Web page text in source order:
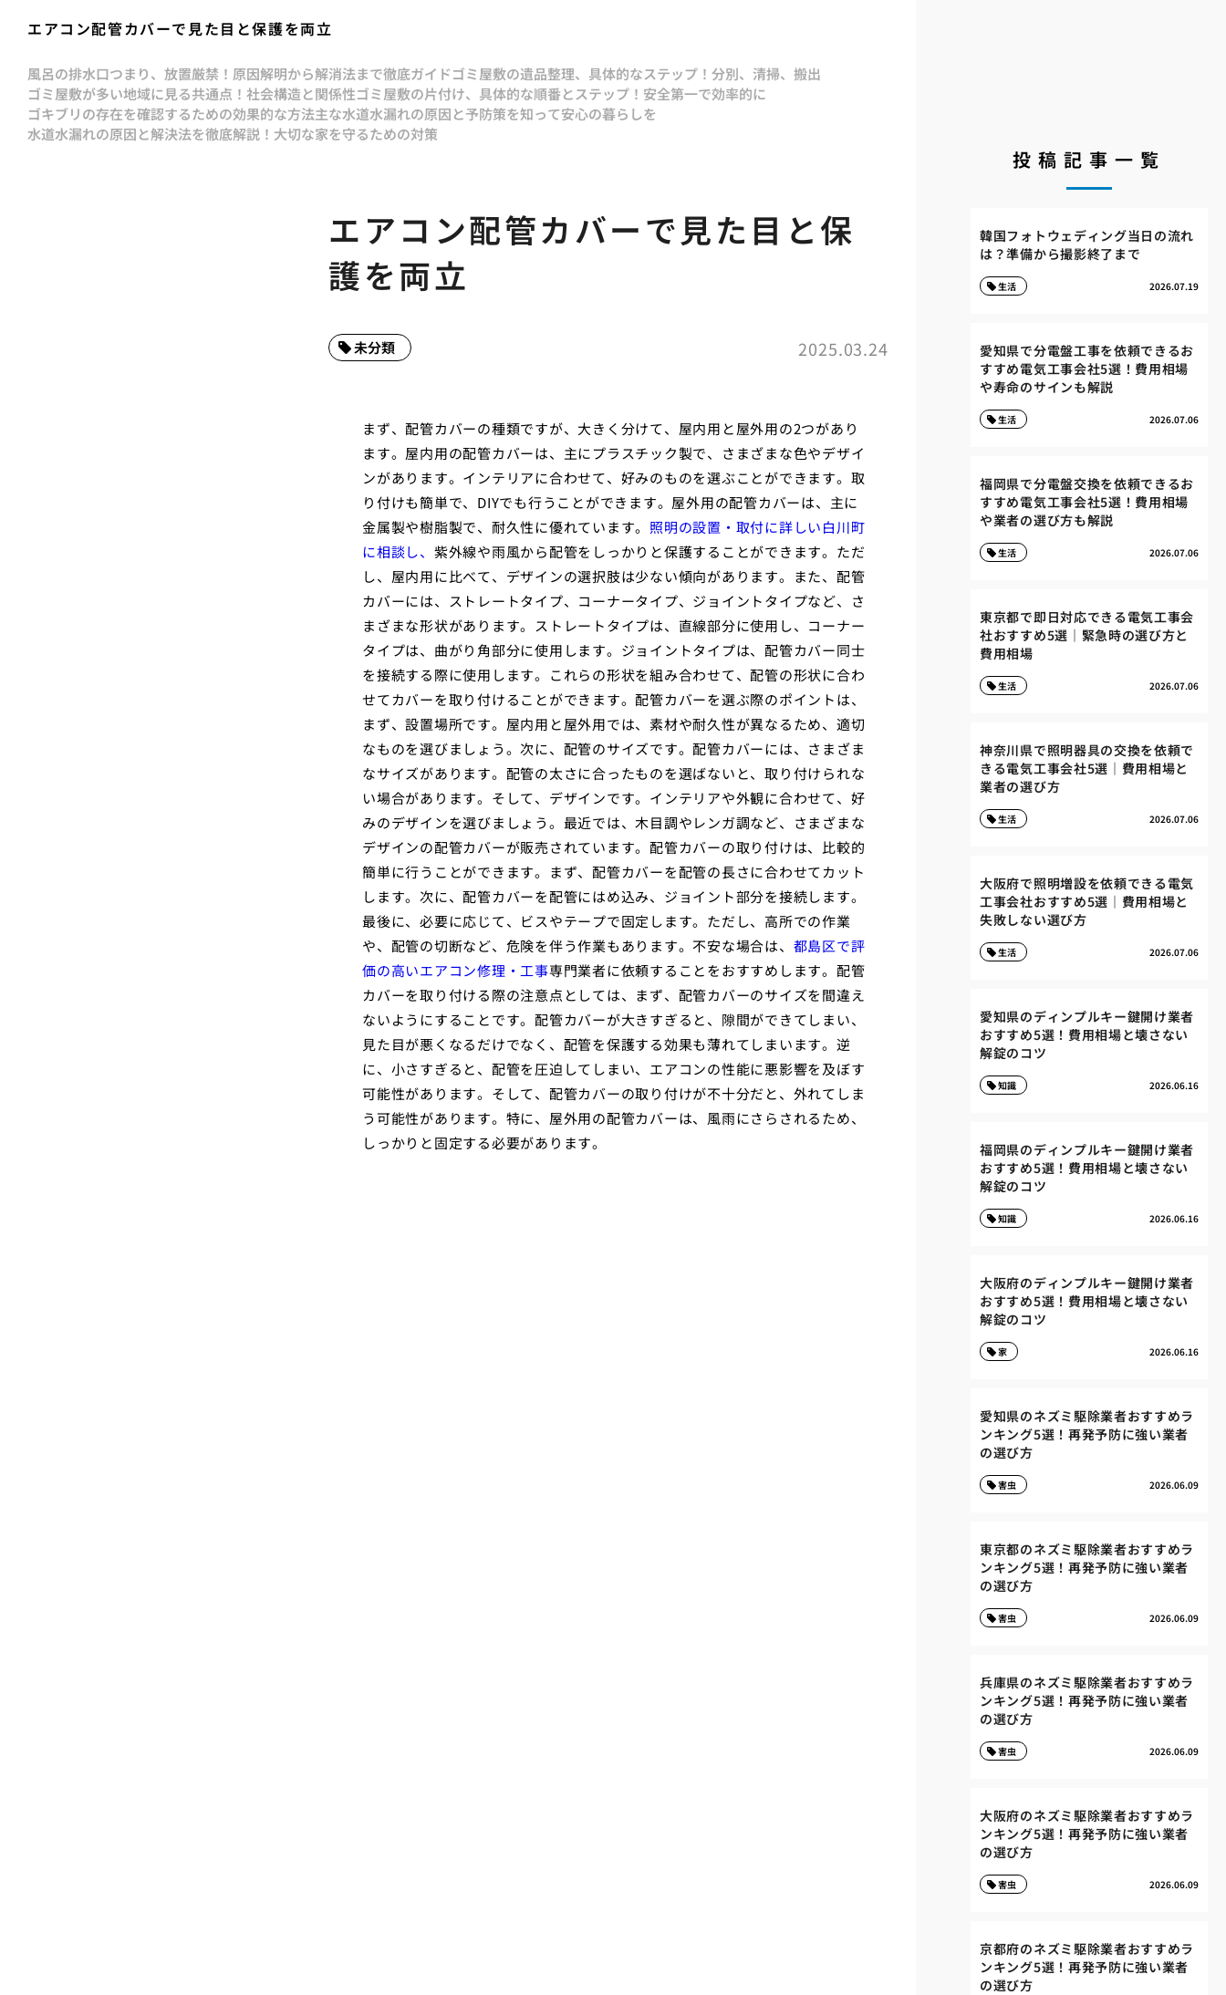
エアコン配管カバーで見た目と保護を両立
風呂の排水口つまり、放置厳禁！原因解明から解消法まで徹底ガイドゴミ屋敷の遺品整理、具体的なステップ！分別、清掃、搬出
ゴミ屋敷が多い地域に見る共通点！社会構造と関係性ゴミ屋敷の片付け、具体的な順番とステップ！安全第一で効率的に
ゴキブリの存在を確認するための効果的な方法主な水道水漏れの原因と予防策を知って安心の暮らしを
水道水漏れの原因と解決法を徹底解説！大切な家を守るための対策
エアコン配管カバーで見た目と保
護を両立
2025.03.24
未分類
まず、配管カバーの種類ですが、大きく分けて、屋内用と屋外用の2つがあり
ます。屋内用の配管カバーは、主にプラスチック製で、さまざまな色やデザイ
ンがあります。インテリアに合わせて、好みのものを選ぶことができます。取
り付けも簡単で、DIYでも行うことができます。屋外用の配管カバーは、主に
金属製や樹脂製で、耐久性に優れています。 照明の設置・取付に詳しい白川町
に相談し、 紫外線や雨風から配管をしっかりと保護することができます。ただ
し、屋内用に比べて、デザインの選択肢は少ない傾向があります。また、配管
カバーには、ストレートタイプ、コーナータイプ、ジョイントタイプなど、さ
まざまな形状があります。ストレートタイプは、直線部分に使用し、コーナー
タイプは、曲がり角部分に使用します。ジョイントタイプは、配管カバー同士
を接続する際に使用します。これらの形状を組み合わせて、配管の形状に合わ
せてカバーを取り付けることができます。配管カバーを選ぶ際のポイントは、
まず、設置場所です。屋内用と屋外用では、素材や耐久性が異なるため、適切
なものを選びましょう。次に、配管のサイズです。配管カバーには、さまざま
なサイズがあります。配管の太さに合ったものを選ばないと、取り付けられな
い場合があります。そして、デザインです。インテリアや外観に合わせて、好
みのデザインを選びましょう。最近では、木目調やレンガ調など、さまざまな
デザインの配管カバーが販売されています。配管カバーの取り付けは、比較的
簡単に行うことができます。まず、配管カバーを配管の長さに合わせてカット
します。次に、配管カバーを配管にはめ込み、ジョイント部分を接続します。
最後に、必要に応じて、ビスやテープで固定します。ただし、高所での作業
や、配管の切断など、危険を伴う作業もあります。不安な場合は、 都島区で評
価の高いエアコン修理・工事専門業者に依頼することをおすすめします。配管
カバーを取り付ける際の注意点としては、まず、配管カバーのサイズを間違え
ないようにすることです。配管カバーが大きすぎると、隙間ができてしまい、
見た目が悪くなるだけでなく、配管を保護する効果も薄れてしまいます。逆
に、小さすぎると、配管を圧迫してしまい、エアコンの性能に悪影響を及ぼす
可能性があります。そして、配管カバーの取り付けが不十分だと、外れてしま
う可能性があります。特に、屋外用の配管カバーは、風雨にさらされるため、
しっかりと固定する必要があります。
投稿記事一覧
韓国フォトウェディング当日の流れ
は？準備から撮影終了まで
2026.07.19
生活
愛知県で分電盤工事を依頼できるお
すすめ電気工事会社5選！費用相場
や寿命のサインも解説
2026.07.06
生活
福岡県で分電盤交換を依頼できるお
すすめ電気工事会社5選！費用相場
や業者の選び方も解説
2026.07.06
生活
東京都で即日対応できる電気工事会
社おすすめ5選｜緊急時の選び方と
費用相場
2026.07.06
生活
神奈川県で照明器具の交換を依頼で
きる電気工事会社5選｜費用相場と
業者の選び方
2026.07.06
生活
大阪府で照明増設を依頼できる電気
工事会社おすすめ5選｜費用相場と
失敗しない選び方
2026.07.06
生活
愛知県のディンプルキー鍵開け業者
おすすめ5選！費用相場と壊さない
解錠のコツ
2026.06.16
知識
福岡県のディンプルキー鍵開け業者
おすすめ5選！費用相場と壊さない
解錠のコツ
2026.06.16
知識
大阪府のディンプルキー鍵開け業者
おすすめ5選！費用相場と壊さない
解錠のコツ
2026.06.16
家
愛知県のネズミ駆除業者おすすめラ
ンキング5選！再発予防に強い業者
の選び方
2026.06.09
害虫
東京都のネズミ駆除業者おすすめラ
ンキング5選！再発予防に強い業者
の選び方
2026.06.09
害虫
兵庫県のネズミ駆除業者おすすめラ
ンキング5選！再発予防に強い業者
の選び方
2026.06.09
害虫
大阪府のネズミ駆除業者おすすめラ
ンキング5選！再発予防に強い業者
の選び方
2026.06.09
害虫
京都府のネズミ駆除業者おすすめラ
ンキング5選！再発予防に強い業者
の選び方